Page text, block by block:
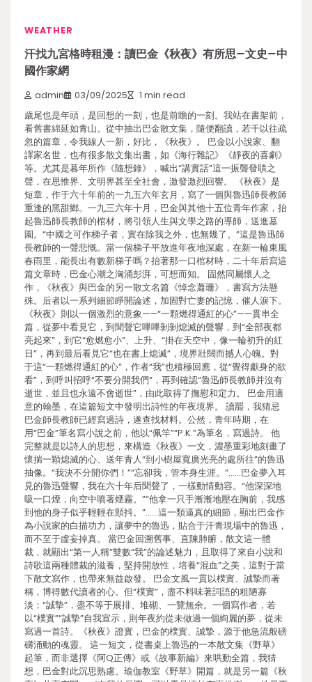
WEATHER
汗找九宮格時租漫：讀巴金《秋夜》有所思–文史–中
國作家網
admin 03/09/2025 1 min read
歲尾也是年頭，是回想的一刻，也是前瞻的一刻。我站在書架前，
看舊書綿延如青山。從中抽出巴金散文集，隨便翻讀，若干以往疏
忽的篇章，令我線人一新，好比，《秋夜》。 巴金以小說家、翻
譯家名世，也有很多散文集出書，如《海行雜記》《靜夜的喜劇》
等。尤其是暮年所作《隨想錄》，喊出“講實話”這一振聾發聵之
聲，在思惟界、文明界甚至全社會，激發激烈回響。 《秋夜》是
短章，作于六十年前的一九五六年玄月，寫了一個與魯迅師長教師
重逢的黑甜鄉。一九三六年十月，巴金與其他十五位青年作家，抬
起魯迅師長教師的棺材，將引領人生與文學之路的導師，送進墓
園。“中國之可作梯子者，實在除我之外，也無幾了。”這是魯迅師
長教師的一聲悲慨。當一個梯子平放進年夜地深處，在新一輪東風
春雨里，能長出有數新梯子嗎？抬著那一口棺材時，二十年后寫這
篇文章時，巴金心潮之洶涌彭湃，可想而知。 固然同屬懷人之
作，《秋夜》與巴金的另一散文名篇《悼念蕭珊》，書寫方法懸
殊。后者以一系列細節睜開論述，加固對亡妻的記憶，催人淚下。
《秋夜》則以一個激烈的意象——“一顆燃得通紅的心”——貫串全
篇，從夢中看見它，到聞聲它嗶嗶剝剝熄滅的聲響，到“全部夜都
亮起來”，到它“愈燃愈小”、上升、“掛在天空中，像一輪初升的紅
日”，再到最后看見它“也在書上熄滅”，境界壯闊而撼人心魄。對
于這“一顆燃得通紅的心”，作者“我”也積極回應，從“覺得獻身的欲
看”，到呼叫招呼“不要分開我們”，再到確認“魯迅師長教師并沒有
逝世，並且也永遠不會逝世”，由此取得了撫慰和定力。 巴金用適
意的翰墨，在這篇短文中發明出詩性的年夜境界。 讀罷，我猜忌
巴金師長教師已經寫過詩，遂查找材料。公然，青年時期，在
用“巴金”筆名寫小說之前，他以“佩竿”“P.K.”為筆名，寫過詩。 他
完整就是以詩人的思想，來構造《秋夜》一文，濃墨重彩地刻畫了
懷揣一顆熄滅的心、送年青人“到小樹屋寬廣光亮的處所往”的魯迅
抽像。“我決不分開你們！”“忘卻我，管本身生涯。”……巴金夢入耳
見的魯迅聲響，我在六十年后聞聲了，一樣動情動容。“他深深地
吸一口煙，向空中噴著煙霧。”“他拿一只手漸漸地壓在胸前，我感
到他的身子似乎輕輕在顫抖。”……這一類逼真的細節，顯出巴金作
為小說家的白描功力，讓夢中的魯迅，貼合于汗青現場中的魯迅，
而不至于虛妄掉真。 當巴金回溯舊事、直陳肺腑，散文這一體
裁，就顯出“第一人稱”雙數“我”的論述魅力，且取得了來自小說和
詩歌這兩種體裁的滋養，堅持開放性，培養“混血”之美，這對于當
下散文寫作，也帶來無益啟發。 巴金文風一貫以樸實、誠摯而著
稱，博得數代讀者的心。但“樸實”，盡不料味著詞語的粗陋寡
淡；“誠摯”，盡不等于展排、堆砌、一覽無余。一個寫作者，若
以“樸實”“誠摯”自我宣示，則年夜約從未做過一個絢麗的夢，從未
寫過一首詩。《秋夜》證實，巴金的樸實、誠摯，源于他急流般磅
礴涌動的魂靈。 這一短文，從書桌上魯迅的一本散文集《野草》
起筆，而非選擇《阿Q正傳》或《故事新編》來哄動全篇，我猜
想，巴金對此沉思熟慮。瑜伽教室《野草》開篇，就是另一篇《秋